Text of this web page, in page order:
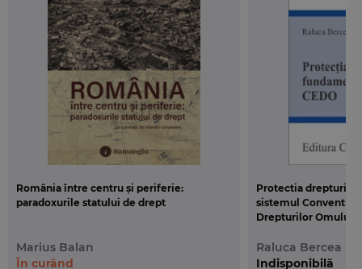
care se autolimiteaza. Ma refer in special la
jurisprudenta Curtii de la Luxemburg din ultimul
deceniu.
Nu este prima carte de acest gen, este insa una
dintre cele mai bune. O culegere de texte densa,
riguroasa si eleganta.
România între centru și periferie:
paradoxurile statului de drept
Marius Balan
În curând
Protectia
sistemul Conventiei
Drepturilor Omului
Raluca Bercea
Indisponibilă